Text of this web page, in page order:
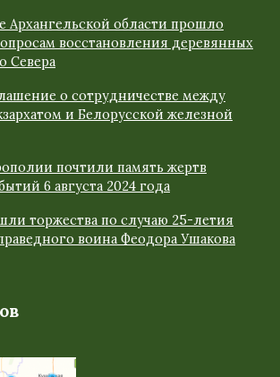
Архангельской области прошло
восстановления деревянных
Севера
о сотрудничестве между
и Белорусской железной
почтили память жертв
6 августа 2024 года
торжества по случаю 25-летия
воина Феодора Ушакова